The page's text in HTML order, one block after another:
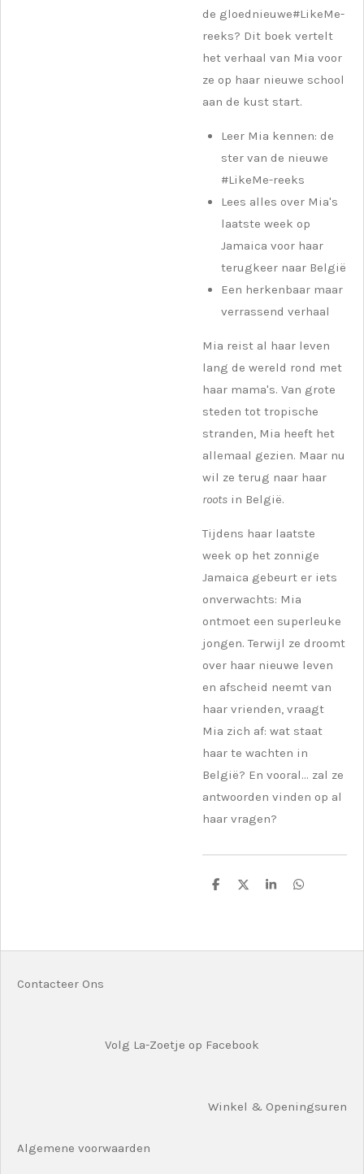
de gloednieuwe#LikeMe-
reeks? Dit boek vertelt
het verhaal van Mia voor
ze op haar nieuwe school
aan de kust start.
Leer Mia kennen: de
ster van de nieuwe
#LikeMe-reeks
Lees alles over Mia's
laatste week op
Jamaica voor haar
terugkeer naar België
Een herkenbaar maar
verrassend verhaal
Mia reist al haar leven
lang de wereld rond met
haar mama's. Van grote
steden tot tropische
stranden, Mia heeft het
allemaal gezien. Maar nu
wil ze terug naar haar
roots in België.
Tijdens haar laatste
week op het zonnige
Jamaica gebeurt er iets
onverwachts: Mia
ontmoet een superleuke
jongen. Terwijl ze droomt
over haar nieuwe leven
en afscheid neemt van
haar vrienden, vraagt
Mia zich af: wat staat
haar te wachten in
België? En vooral... zal ze
antwoorden vinden op al
haar vragen?
D
D
S
D
Contacteer Ons
Volg La-Zoetje op Facebook
Winkel & Openingsuren
Algemene voorwaarden